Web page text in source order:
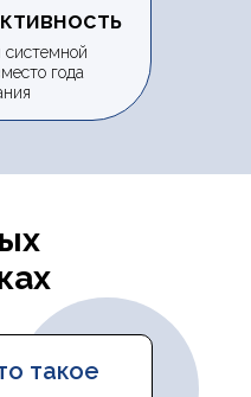
системной
года
такое